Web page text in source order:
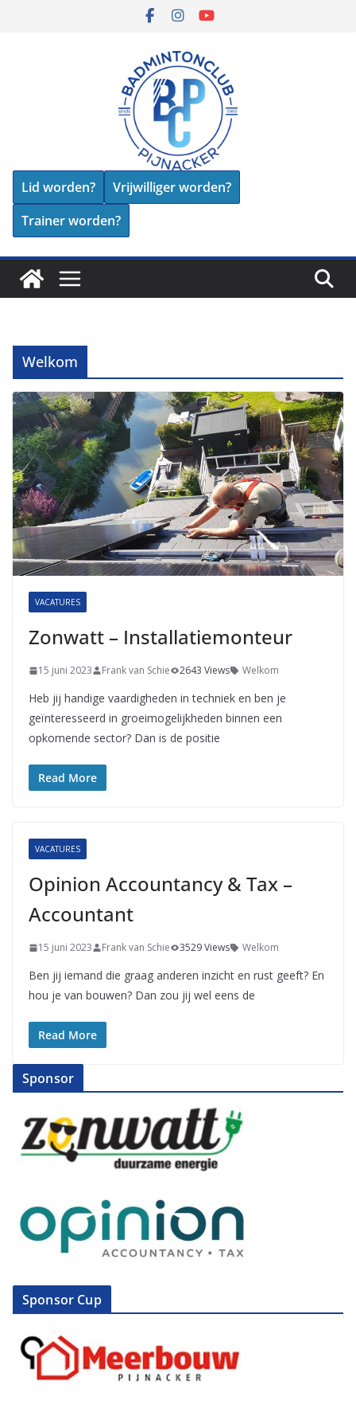
Lid worden?
Vrijwilliger worden?
Trainer worden?
Welkom
VACATURES
Zonwatt – Installatiemonteur
15 juni 2023 Frank van Schie 2643 Views Welkom
Heb jij handige vaardigheden in techniek en ben je
geïnteresseerd in groeimogelijkheden binnen een
opkomende sector? Dan is de positie
Read More
VACATURES
Opinion Accountancy & Tax –
Accountant
15 juni 2023 Frank van Schie 3529 Views Welkom
Ben jij iemand die graag anderen inzicht en rust geeft? En
hou je van bouwen? Dan zou jij wel eens de
Read More
Sponsor
Sponsor Cup